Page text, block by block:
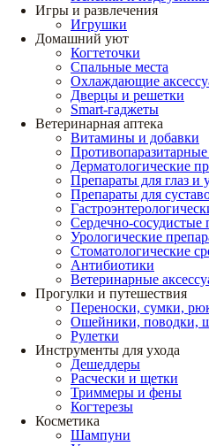
Игры и развлечения
Игрушки
Домашний уют
Когтеточки
Спальные места
Охлаждающие
Дверцы и решетки
Smart-гаджеты
Ветеринарная аптека
Витамины и добавки
Противопаразитарные
Дерматологические
Препараты для глаз и
Препараты для
Сердечно-сосудистые
Урологические
Стоматологические
Антибиотики
Ветеринарные
Прогулки и путешествия
Переноски, сумки,
Ошейники, поводки,
Рулетки
Инструменты для ухода
Дешеддеры
Расчески и щетки
Триммеры и фены
Когтерезы
Косметика
Шампуни